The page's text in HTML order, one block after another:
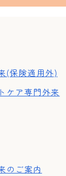
(保険適用外)
ケア専門外来
のご案内